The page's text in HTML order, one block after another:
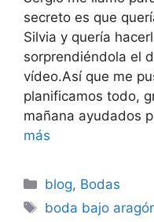
secreto es que
Silvia y quería
sorprendiéndola el
vídeo.Así que me
planificamos todo,
mañana ayudados
más
Categorías
blog, Bodas
Etiquetas
boda bajo